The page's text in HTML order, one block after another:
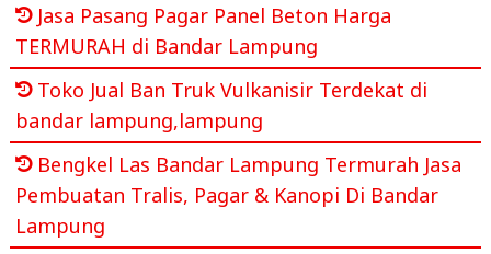
Jasa Pasang Pagar Panel Beton Harga
TERMURAH di Bandar Lampung
Toko Jual Ban Truk Vulkanisir Terdekat di
bandar lampung,lampung
Bengkel Las Bandar Lampung Termurah Jasa
Pembuatan Tralis, Pagar & Kanopi Di Bandar
Lampung